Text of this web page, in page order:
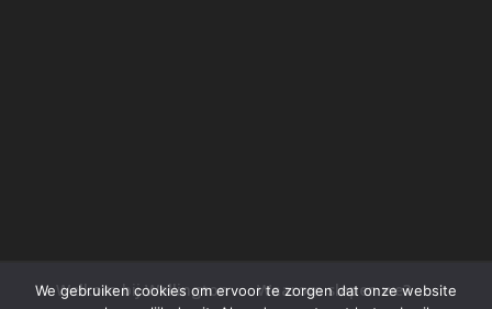
Welkom bij Wellington
Waarom slapen we?
We gebruiken cookies om ervoor te zorgen dat onze website